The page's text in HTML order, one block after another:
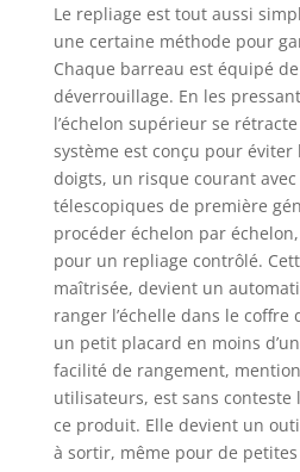
de
Le repliage est tout aussi
une certaine méthode pour
Chaque barreau est équipé
déverrouillage. En les
l’échelon supérieur se
système est conçu pour éviter
doigts, un risque courant avec
télescopiques de première
procéder échelon par
pour un repliage contrôlé.
maîtrisée, devient un
ranger l’échelle dans le coffre
un petit placard en moins
facilité de rangement,
utilisateurs, est sans conteste
ce produit. Elle devient un
à sortir, même pour de